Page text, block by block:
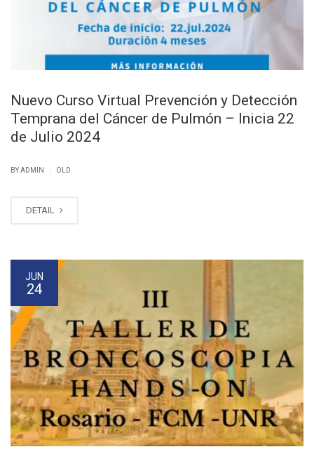
Nuevo Curso Virtual Prevención y Detección
Temprana del Cáncer de Pulmón – Inicia 22
de Julio 2024
BY ADMIN OLD
DETAIL
JUN
24